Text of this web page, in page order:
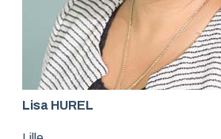
Lisa HUREL